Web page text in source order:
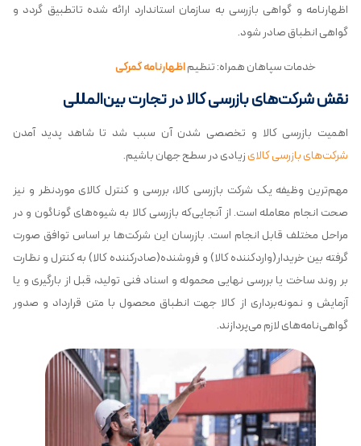
اظهارنامه و گواهی بازرسی به سازمان استاندارد ارائه شده تاتطبیق گردد و
گواهی انطباق صادر شود.
خدمات سپاهان همراه: تنظیماظهارنامه گمرکی
نقش شرکت‌های بازرسی کالا در تجارت بین‌المللی
اهمیت بازرسی کالا و تخصصی شدن آن سبب شد تا شاهد پدید آمدن
شرکت‌های بازرسی کالایزیادی در سطح جهان باشیم.
مهم‌ترین وظیفه یک شرکت بازرسی کالا، بررسی و کنترل کالای موردنظر و نیز
صحت انجام معامله است. از آنجایی‌که بازرسی کالا به شیوه‌های گوناگون و در
مراحل مختلف قابل انجام است. بازرسان این شرکت‌ها بر اساس توافق صورت
گرفته بین خریدار(واردکننده کالا) و فروشنده(صادرکننده کالا) به کنترل و نظارت
بر روند ساخت یا بررسی نهایی محموله و اسناد فنی تولید، قبل از بارگیری و یا
آزمایش و نمونه‌برداری از کالا جهت انطباق محصول با متن قرارداد و صدور
گواهی‌نامه‌های لازم می‌پردازند.